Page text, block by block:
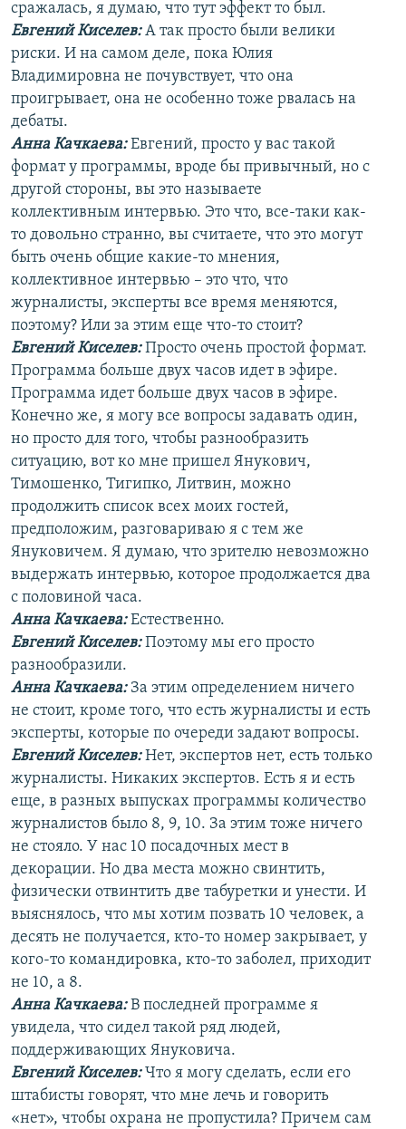
сражалась, я думаю, что тут эффект то был.
Евгений Киселев:А так просто были велики
риски. И на самом деле, пока Юлия
Владимировна не почувствует, что она
проигрывает, она не особенно тоже рвалась на
дебаты.
Анна Качкаева:Евгений, просто у вас такой
формат у программы, вроде бы привычный, но с
другой стороны, вы это называете
коллективным интервью. Это что, все-таки как-
то довольно странно, вы считаете, что это могут
быть очень общие какие-то мнения,
коллективное интервью – это что, что
журналисты, эксперты все время меняются,
поэтому? Или за этим еще что-то стоит?
Евгений Киселев:Просто очень простой формат.
Программа больше двух часов идет в эфире.
Программа идет больше двух часов в эфире.
Конечно же, я могу все вопросы задавать один,
но просто для того, чтобы разнообразить
ситуацию, вот ко мне пришел Янукович,
Тимошенко, Тигипко, Литвин, можно
продолжить список всех моих гостей,
предположим, разговариваю я с тем же
Януковичем. Я думаю, что зрителю невозможно
выдержать интервью, которое продолжается два
с половиной часа.
Анна Качкаева:Естественно.
Евгений Киселев:Поэтому мы его просто
разнообразили.
Анна Качкаева:За этим определением ничего
не стоит, кроме того, что есть журналисты и есть
эксперты, которые по очереди задают вопросы.
Евгений Киселев:Нет, экспертов нет, есть только
журналисты. Никаких экспертов. Есть я и есть
еще, в разных выпусках программы количество
журналистов было 8, 9, 10. За этим тоже ничего
не стояло. У нас 10 посадочных мест в
декорации. Но два места можно свинтить,
физически отвинтить две табуретки и унести. И
выяснялось, что мы хотим позвать 10 человек, а
десять не получается, кто-то номер закрывает, у
кого-то командировка, кто-то заболел, приходит
не 10, а 8.
Анна Качкаева:В последней программе я
увидела, что сидел такой ряд людей,
поддерживающих Януковича.
Евгений Киселев:Что я могу сделать, если его
штабисты говорят, что мне лечь и говорить
«нет», чтобы охрана не пропустила? Причем сам